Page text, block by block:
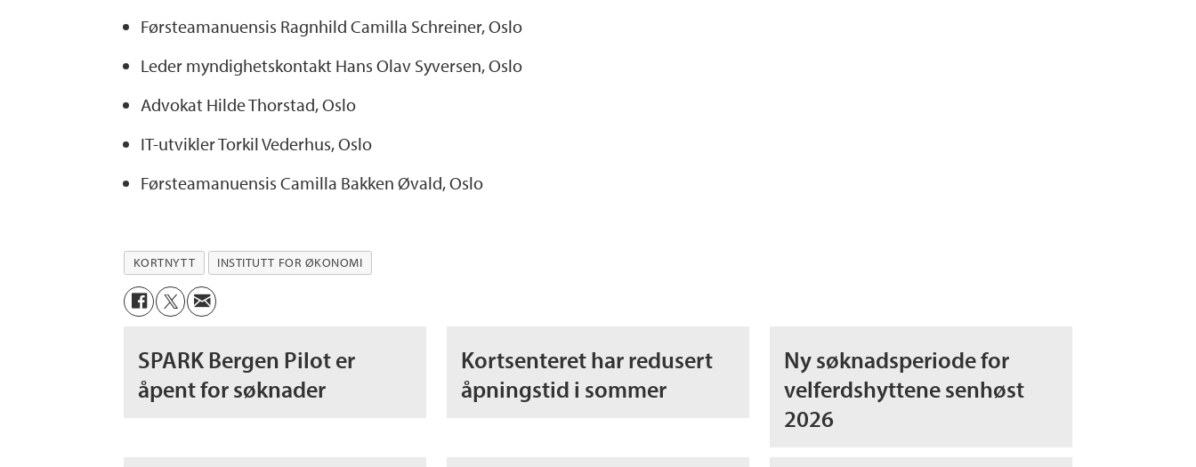
Førsteamanuensis Ragnhild Camilla Schreiner, Oslo
Leder myndighetskontakt Hans Olav Syversen, Oslo
Advokat Hilde Thorstad, Oslo
IT-utvikler Torkil Vederhus, Oslo
Førsteamanuensis Camilla Bakken Øvald, Oslo
KORTNYTT INSTITUTT FOR ØKONOMI
SPARK Bergen Pilot er
åpent for søknader
Kortsenteret har redusert
åpningstid i sommer
Ny søknadsperiode for
velferdshyttene senhøst
2026